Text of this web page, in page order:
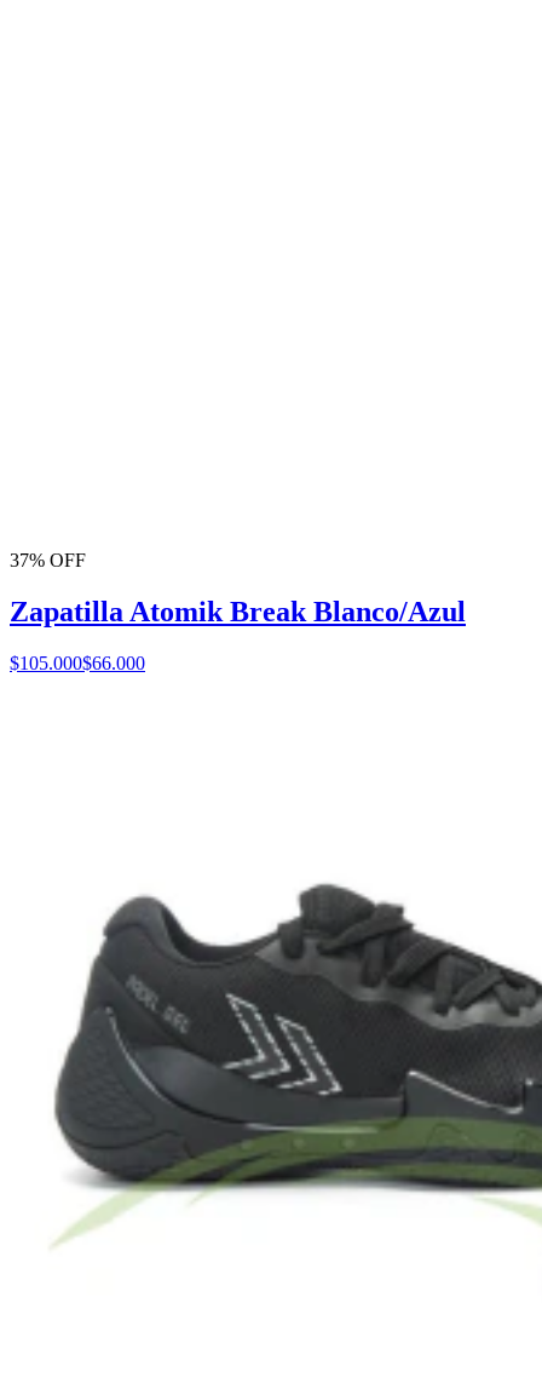
37% OFF
Zapatilla Atomik Break Blanco/Azul
$105.000$66.000